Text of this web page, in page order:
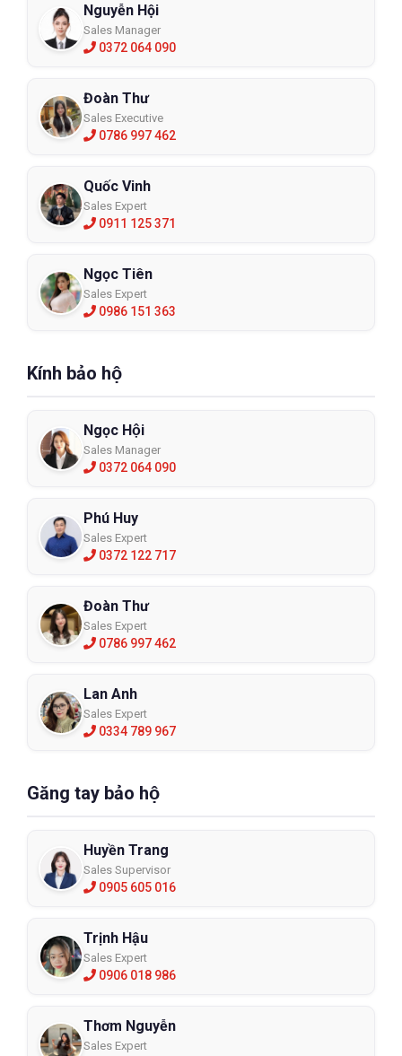
Nguyễn Hội
Sales Manager
0372 064 090
Đoàn Thư
Sales Executive
0786 997 462
Quốc Vinh
Sales Expert
0911 125 371
Ngọc Tiên
Sales Expert
0986 151 363
Kính bảo hộ
Ngọc Hội
Sales Manager
0372 064 090
Phú Huy
Sales Expert
0372 122 717
Đoàn Thư
Sales Expert
0786 997 462
Lan Anh
Sales Expert
0334 789 967
Găng tay bảo hộ
Huyền Trang
Sales Supervisor
0905 605 016
Trịnh Hậu
Sales Expert
0906 018 986
Thơm Nguyễn
Sales Expert